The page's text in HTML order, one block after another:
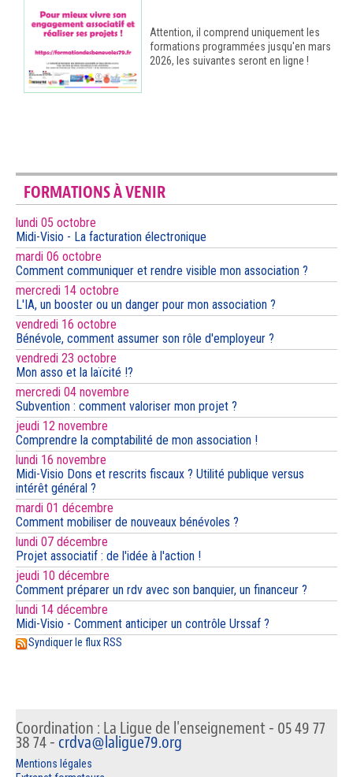
Attention, il comprend uniquement les
formations programmées jusqu'en mars
2026, les suivantes seront en ligne !
FORMATIONS À VENIR
lundi 05 octobre
Midi-Visio - La facturation électronique
mardi 06 octobre
Comment communiquer et rendre visible mon association ?
mercredi 14 octobre
L'IA, un booster ou un danger pour mon association ?
vendredi 16 octobre
Bénévole, comment assumer son rôle d'employeur ?
vendredi 23 octobre
Mon asso et la laïcité !?
mercredi 04 novembre
Subvention : comment valoriser mon projet ?
jeudi 12 novembre
Comprendre la comptabilité de mon association !
lundi 16 novembre
Midi-Visio Dons et rescrits fiscaux ? Utilité publique versus
intérêt général ?
mardi 01 décembre
Comment mobiliser de nouveaux bénévoles ?
lundi 07 décembre
Projet associatif : de l'idée à l'action !
jeudi 10 décembre
Comment préparer un rdv avec son banquier, un financeur ?
lundi 14 décembre
Midi-Visio - Comment anticiper un contrôle Urssaf ?
Syndiquer le flux RSS
Coordination : La Ligue de l'enseignement - 05 49 77
38 74 - crdva@laligue79.org
Mentions légales